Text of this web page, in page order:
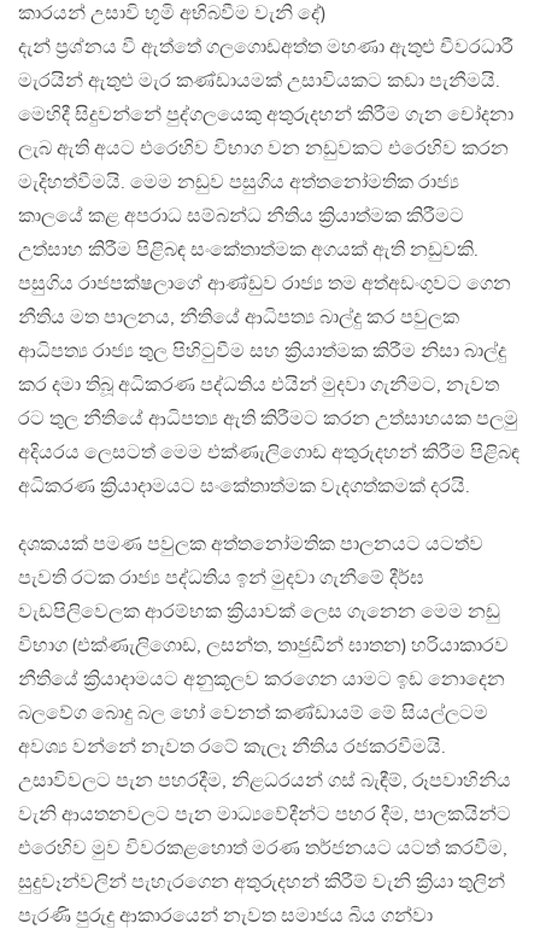
කාරයන් උසාවි භූමි අභිබවීම වැනි දේ)
දැන් ප්‍රශ්නය වී ඇත්තේ ගලගොඩඅත්ත මහණා ඇතුළු චීවරධාරී
මැරයින් ඇතුළු මැර කණ්ඩායමක් උසාවියකට කඩා පැනීමයි.
මෙහිදී සිදුවන්නේ පුද්ගලයෙකු අතුරුදහන් කිරීම ගැන චෝදනා
ලැබ ඇති අයට එරෙහිව විභාග වන නඩුවකට එරෙහිව කරන
මැදිහත්වීමයි. මෙම නඩුව පසුගිය අත්තනෝමතික රාජ්‍ය
කාලයේ කළ අපරාධ සම්බන්ධ නීතිය ක්‍රියාත්මක කිරීමට
උත්සාහ කිරීම පිළිබඳ සංකේතාත්මක අගයක් ඇති නඩුවකි.
පසුගිය රාජපක්ෂලාගේ ආණ්ඩුව රාජ්‍ය තම අත්අඩංගුවට ගෙන
නීතිය මත පාලනය, නීතියේ ආධිපත්‍ය බාල්දු කර පවුලක
ආධිපත්‍ය රාජ්‍ය තුල පිහිටුවීම සහ ක්‍රියාත්මක කිරීම නිසා බාල්දු
කර දමා තිබූ අධිකරණ පද්ධතිය එයින් මුදවා ගැනීමට, නැවත
රට තුල නීතියේ ආධිපත්‍ය ඇති කිරීමට කරන උත්සාහයක පලමු
අදියරය ලෙසටත් මෙම එක්ණැලිගොඩ අතුරුදහන් කිරීම පිළිබඳ
අධිකරණ ක්‍රියාදාමයට සංකේතාත්මක වැදගත්කමක් දරයි.
දශකයක් පමණ පවුලක අත්තනෝමතික පාලනයට යටත්ව
පැවති රටක රාජ්‍ය පද්ධතිය ඉන් මුදවා ගැනීමේ දීර්ඝ
වැඩපිලිවෙලක ආරම්භක ක්‍රියාවක් ලෙස ගැනෙන මෙම නඩු
විභාග (එක්ණැලිගොඩ, ලසන්ත, තාජුඩීන් ඝාතන) හරියාකාරව
නීතියේ ක්‍රියාදාමයට අනුකූලව කරගෙන යාමට ඉඩ නොදෙන
බලවේග බොදු බල හෝ වෙනත් කණ්ඩායම් මේ සියල්ලටම
අවශ්‍ය වන්නේ නැවත රටේ කැලෑ නීතිය රජකරවීමයි.
උසාවිවලට පැන පහරදීම, නිළධරයන් ගස් බැඳීම්, රූපවාහිනිය
වැනි ආයතනවලට පැන මාධ්‍යවේදීන්ට පහර දීම, පාලකයින්ට
එරෙහිව මුව විවරකළහොත් මරණ තර්ජනයට යටත් කරවීම,
සුදුවෑන්වලින් පැහැරගෙන අතුරුදහන් කිරීම් වැනි ක්‍රියා තුලින්
පැරණි පුරුදු ආකාරයෙන් නැවත සමාජය බිය ගන්වා